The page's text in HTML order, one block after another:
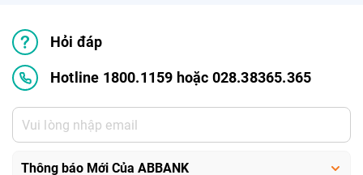
Hỏi đáp
Hotline 1800.1159 hoặc 028.38365.365